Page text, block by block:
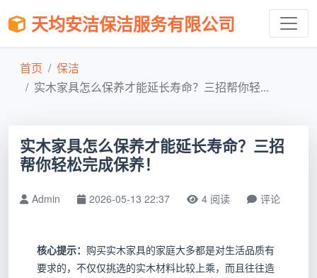
天均安洁保洁服务有限公司
首页
保洁
实木家具怎么保养才能延长寿命？三招帮你轻...
实木家具怎么保养才能延长寿命？三招
帮你轻松完成保养！
Admin 2026-05-13 22:37 4 阅读 评论
核心提示： 购买实木家具的家庭大多都是对生活品质有
要求的，不仅仅挑选的实木材料比较上乘，而且往往造